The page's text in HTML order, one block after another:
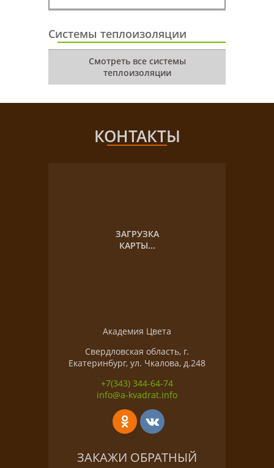
Системы теплоизоляции
Смотреть все системы
теплоизоляции
КОНТАКТЫ
ЗАГРУЗКА
КАРТЫ...
Академия Цвета
Свердловская область, г.
Екатеринбург, ул. Чкалова, д.248
+7(343) 344-64-74
info@a-kvadrat.info
ЗАКАЖИ ОБРАТНЫЙ